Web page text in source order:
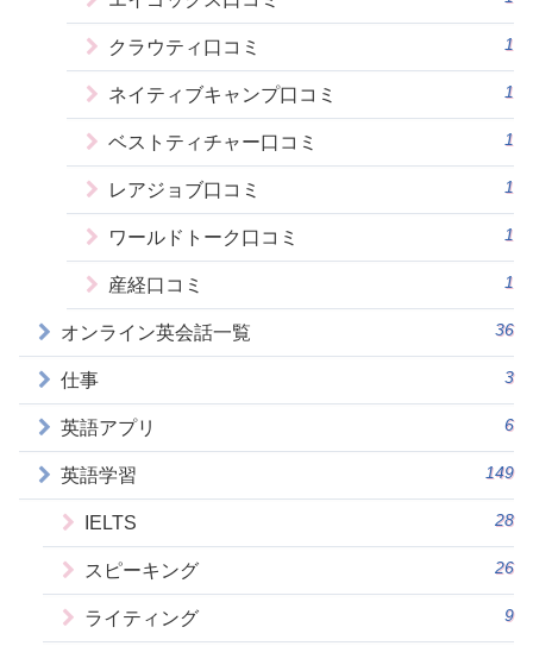
クラウティ口コミ 1
ネイティブキャンプ口コミ 1
ベストティチャー口コミ 1
レアジョブ口コミ 1
ワールドトーク口コミ 1
産経口コミ 1
オンライン英会話一覧 36
仕事 3
英語アプリ 6
英語学習 149
IELTS 28
スピーキング 26
ライティング 9